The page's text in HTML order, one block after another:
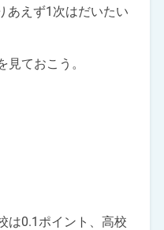
あえず1次はだいたい
ておこう。
は0.1ポイント、高校